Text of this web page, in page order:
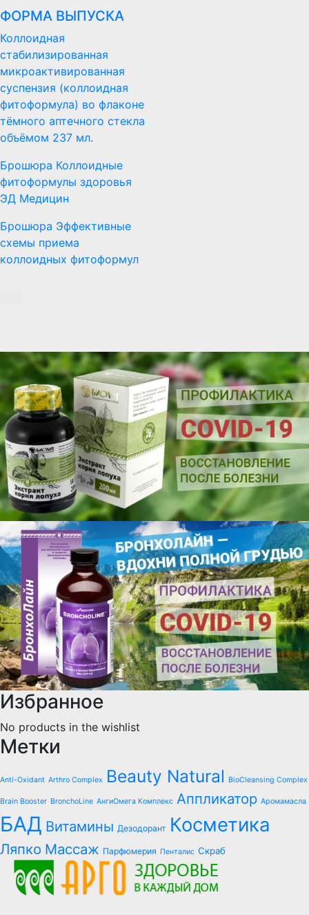
ФОРМА ВЫПУСКА
Коллоидная
стабилизированная
микроактивированная
суспензия (коллоидная
фитоформула) во флаконе
тёмного аптечного стекла
объёмом 237 мл.
Брошюра Коллоидные
фитоформулы здоровья
ЭД Медицин
Брошюра Эффективные
схемы приема
коллоидных фитоформул
Избранное
No products in the wishlist
Метки
Anti-Oxidant Arthro Complex Beauty Natural BioCleansing Complex
Brain Booster BronchoLine АнгиОмега Комплекс Аппликатор Аромамасла
БАД Витамины Дезодорант Косметика
Ляпко Массаж Парфюмерия Пенталис Скраб